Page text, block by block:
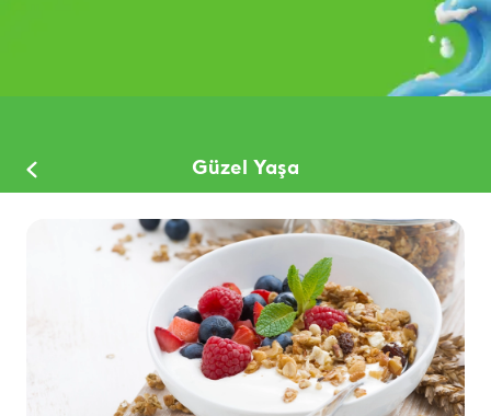
Güzel Yaşa